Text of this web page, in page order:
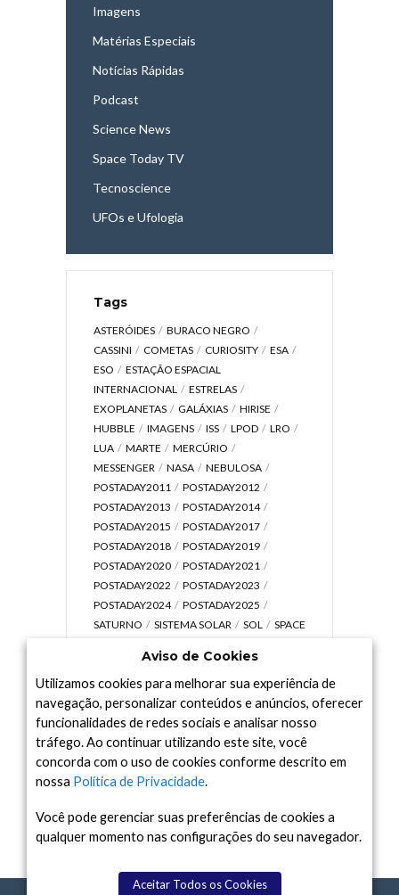
Imagens
Matérias Especiais
Notícias Rápidas
Podcast
Science News
Space Today TV
Tecnoscience
UFOs e Ufologia
Tags
ASTERÓIDES
BURACO NEGRO
CASSINI
COMETAS CURIOSITY
ESA
ESO
ESTAÇÃO ESPACIAL
INTERNACIONAL
ESTRELAS
EXOPLANETAS
GALÁXIAS
HIRISE
HUBBLE
IMAGENS ISS LPOD
LRO
LUA
MARTE
MERCÚRIO
MESSENGER
NASA
NEBULOSA
POSTADAY2011
POSTADAY2012
POSTADAY2013
POSTADAY2014
POSTADAY2015
POSTADAY2017
POSTADAY2018
POSTADAY2019
POSTADAY2020
POSTADAY2021
POSTADAY2022
POSTADAY2023
POSTADAY2024
POSTADAY2025
SATURNO
SISTEMA SOLAR SOL
SPACE
UNIVERSO
VÍDEO
Arquivo
Arquivo
Aviso de Cookies
Utilizamos cookies para melhorar sua experiência de
navegação, personalizar conteúdos e anúncios, oferecer
funcionalidades de redes sociais e analisar nosso
tráfego. Ao continuar utilizando este site, você
concorda com o uso de cookies conforme descrito em
nossa Política de Privacidade.
Você pode gerenciar suas preferências de cookies a
qualquer momento nas configurações do seu navegador.
Aceitar Todos os Cookies